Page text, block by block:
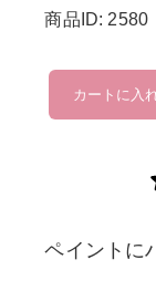
商品ID: 2580
converse
個
カートに入
ペイントに